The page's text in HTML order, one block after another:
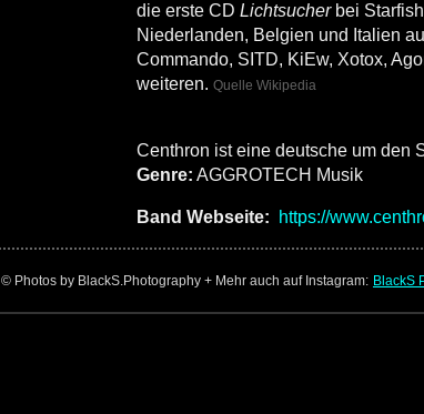
die erste CD Lichtsucherbei
Niederlanden, Belgien und Italien
Commando, SITD, KiEw, Xotox,
weiteren. Quelle Wikipedia
Centhron ist eine deutsche um den
Genre: AGGROTECH Musik
Band Webseite: https://
© Photos by BlackS.Photography + Mehr auch auf Instagram: BlackS